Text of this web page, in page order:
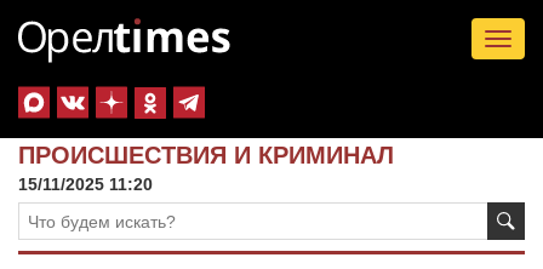
ПРОИСШЕСТВИЯ И КРИМИНАЛ
15/11/2025 11:20